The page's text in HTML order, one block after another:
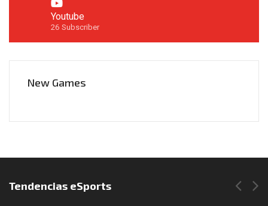
Youtube
26 Subscriber
New Games
Síguenos en Instagram
Tendencias eSports